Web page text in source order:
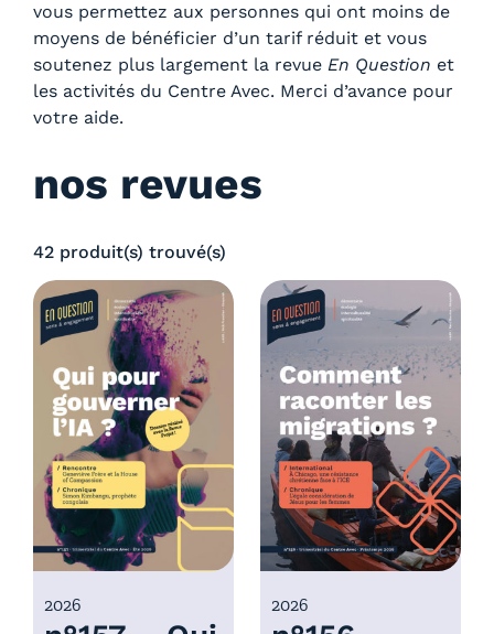
vous permettez aux personnes qui ont moins de
moyens de bénéficier d’un tarif réduit et vous
soutenez plus largement la revue En Question et
les activités du Centre Avec. Merci d’avance pour
votre aide.
nos revues
42 produit(s) trouvé(s)
2026 2026